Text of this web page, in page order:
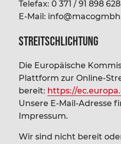
Telefax: 0 371 / 91 898 628
E-Mail:
Streitschlichtung
Die Europäische
Plattform zur Online-
bereit: https://
Unsere E-Mail-Adresse
Impressum.
Wir sind nicht bereit